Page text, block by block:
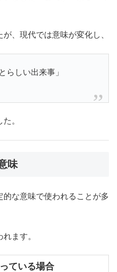
、現代では意味が変化し、
らしい出来事」
。
味
な意味で使われることが多
ます。
ている場合